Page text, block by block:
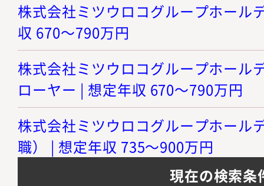
株式会社ミツウロコグループホール
収 670～790万円
株式会社ミツウロコグループホール
ローヤー | 想定年収 670～790万円
株式会社ミツウロコグループホール
職） | 想定年収 735～900万円
現在の検索条